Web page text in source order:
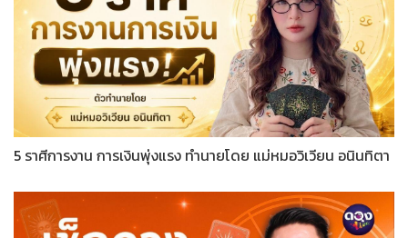
5 ราศีการงาน การเงินพุ่งแรง ทำนายโดย แม่หมอวิเวียน อนินทิตา